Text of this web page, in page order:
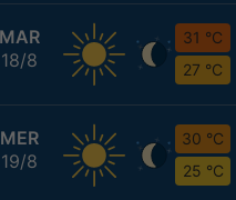
MAR
18/8
31 °C
27 °C
MER
19/8
30 °C
25 °C